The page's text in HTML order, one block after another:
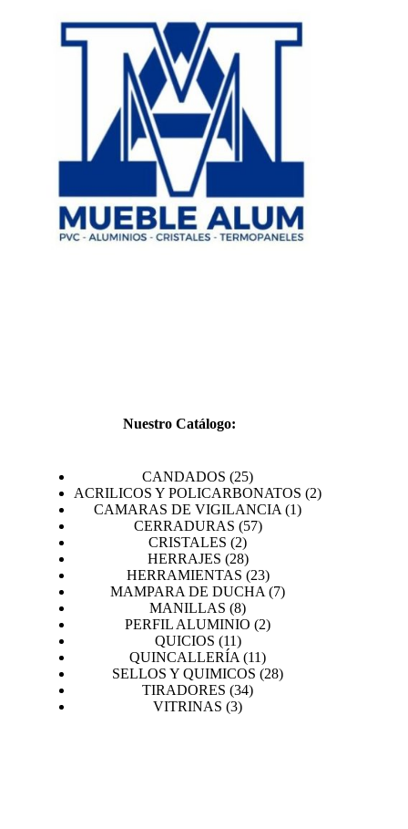
Nuestro Catálogo:
CANDADOS 2525
productos
ACRILICOS Y POLICARBONATOS 22
CAMARAS DE VIGILANCIA 11
CERRADURAS 5757
CRISTALES 22
productos
HERRAJES 2828
productos
HERRAMIENTAS 2323
productos
MAMPARA DE DUCHA 77
MANILLAS 88
productos
PERFIL ALUMINIO 22
QUICIOS 1111
productos
QUINCALLERÍA 1111
productos
SELLOS Y QUIMICOS 2828
TIRADORES 3434
VITRINAS 33